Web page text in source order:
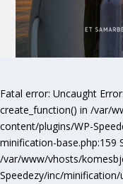
Fatal error: Uncaught
create_function() in /var/
content/plugins/WP-
minification-base.php:159
/var/www/vhosts/
Speedezy/inc/